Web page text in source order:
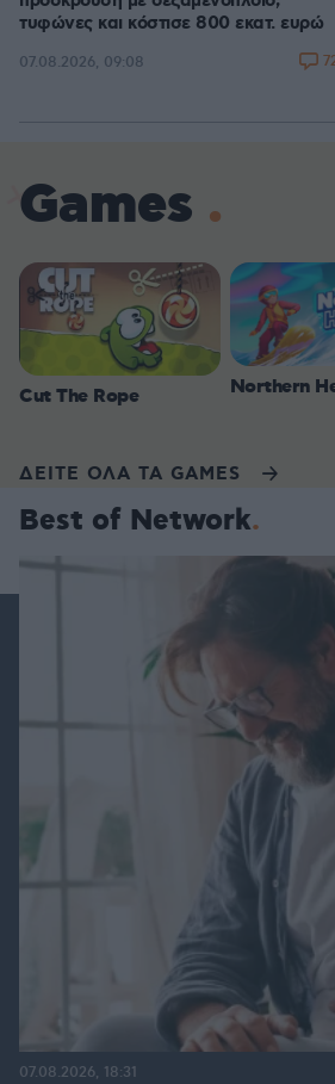
τυφώνες και κόστισε 800 εκατ. ευρώ
07.08.2026, 09:08
Games
Cut The Rope Northern
ΔΕΙΤΕ ΟΛΑ ΤΑ GAMES
Best of Network
07.08.2026, 18:31